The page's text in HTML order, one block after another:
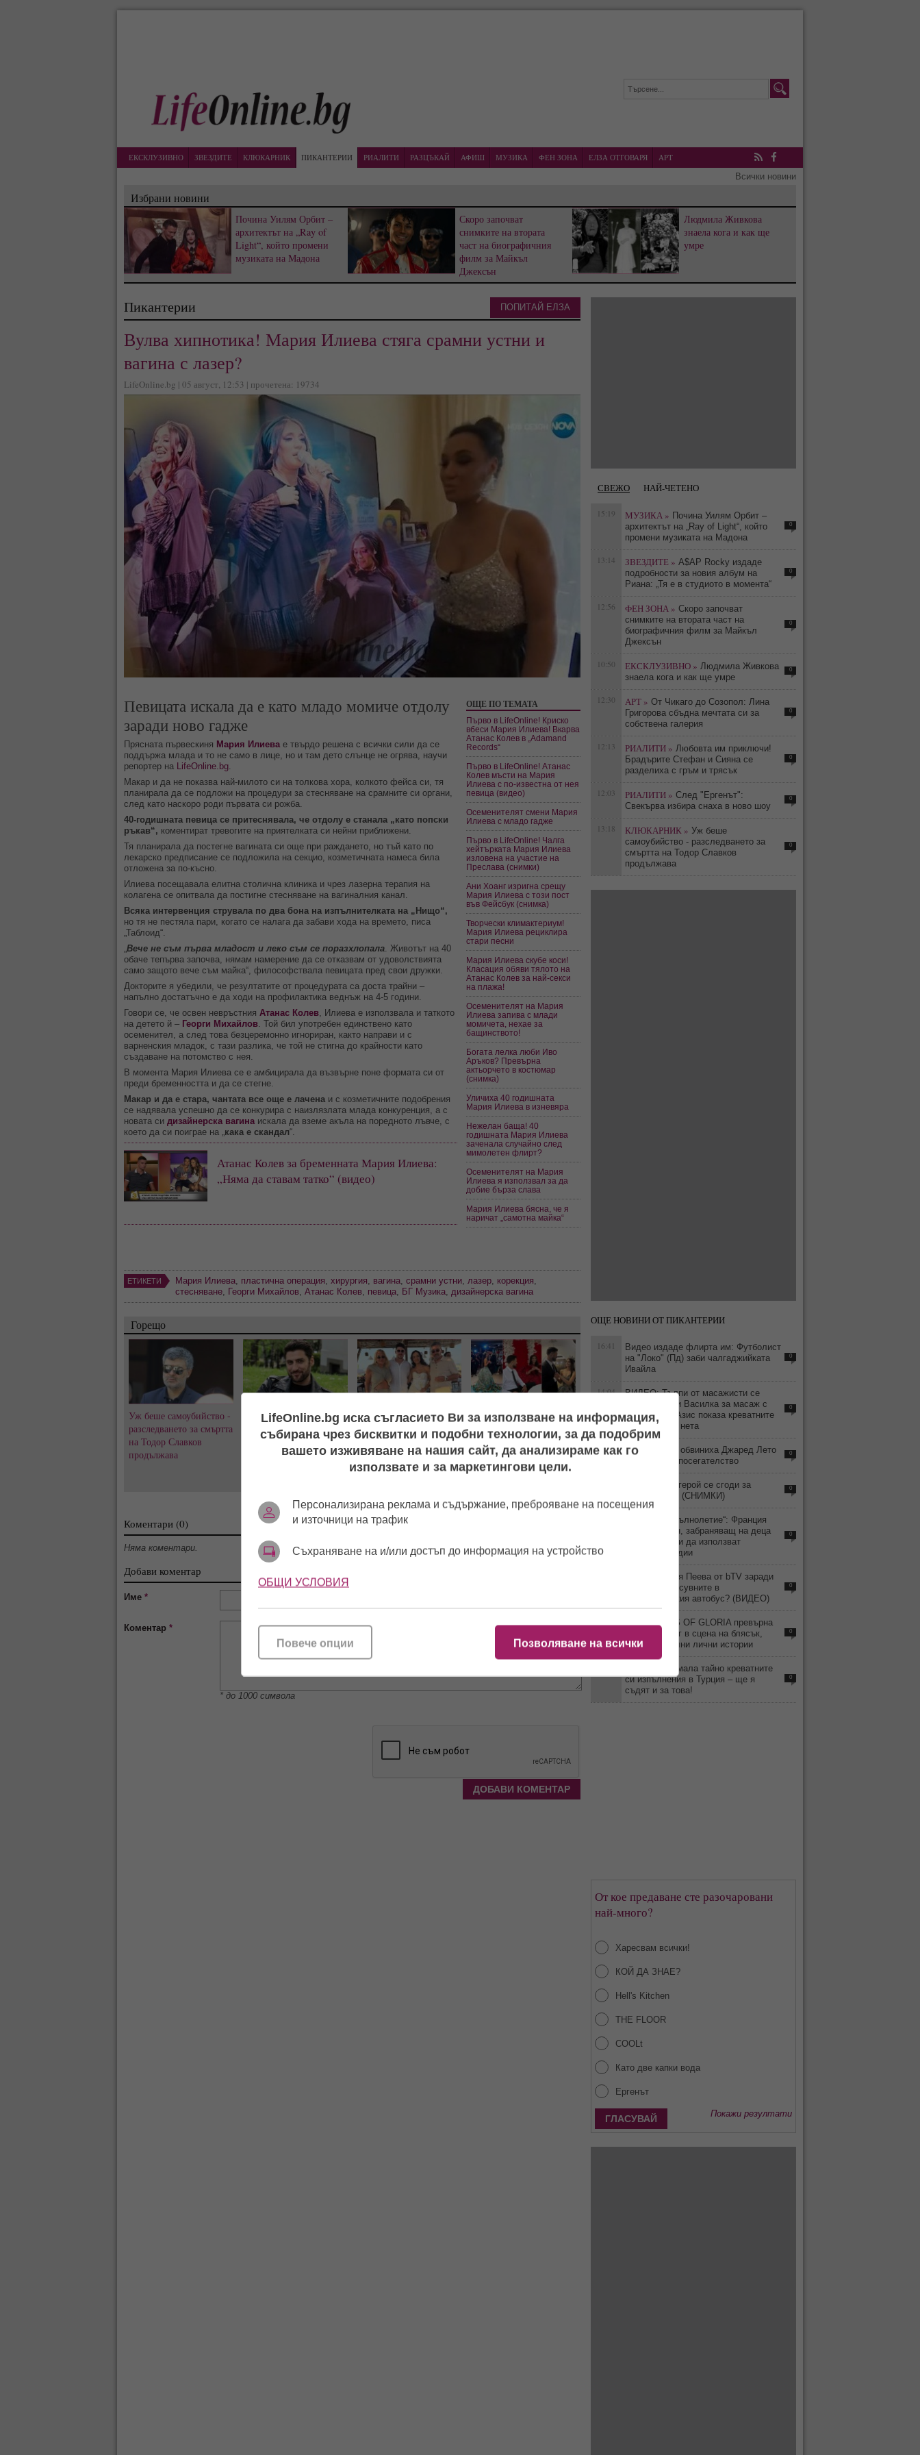
ЕКСКЛУЗИВНО ЗВЕЗДИТЕ КЛЮКАРНИК ПИКАНТЕРИИ РИАЛИТИ РАЗЦЪКАЙ АФИШ МУЗИКА ФЕН ЗОНА ЕЛЗА ОТГОВАРЯ
АРТ
RSS Facebook
Всички новини
Избрани новини
Почина Уилям Орбит –
архитектът на „Ray of
Light“, който промени
музиката на Мадона
Скоро започват
снимките на втората
част на биографичния
филм за Майкъл
Джексън
Людмила Живкова
знаела кога и как ще
умре
Пикантерии
Вулва хипнотика! Мария Илиева стяга срамни устни и
вагина с лазер?
LifeOnline.bg | 05 август, 12:53 | прочетена: 19734
Певицата искала да е като младо момиче отдолу
заради ново гадже
Прясната първескиня Мария Илиевае твърдо решена с всички сили да се
поддържа млада и то не само в лице, но и там дето слънце не огрява, научи
репортер на LifeOnline.bg.
Макар и да не показва най-милото си на толкова хора, колкото фейса си, тя
планирала да се подложи на процедури за стесняване на срамните си органи,
след като наскоро роди първата си рожба.
40-годишната певица се притеснявала, че отдолу е станала „като попски
ръкав“, коментират тревогите на приятелката си нейни приближени.
Тя планирала да постегне вагината си още при раждането, но тъй като по
лекарско предписание се подложила на секцио, козметичната намеса била
отложена за по-късно.
Илиева посещавала елитна столична клиника и чрез лазерна терапия на
колагена се опитвала да постигне стесняване на вагиналния канал.
Всяка интервенция струвала по два бона на изпълнителката на „Нищо“,
но тя не пестяла пари, когато се налага да забави хода на времето, писа
„Таблоид“.
„Вече не съм първа младост и леко съм се поразхлопала. Животът на 40
обаче тепърва започва, нямам намерение да се отказвам от удоволствията
само защото вече съм майка“, философствала певицата пред свои дружки.
Докторите я убедили, че резултатите от процедурата са доста трайни –
напълно достатъчно е да ходи на профилактика веднъж на 4-5 години.
Говори се, че освен невръстния Атанас Колев, Илиева е използвала и таткото
на детето й – Георги Михайлов. Той бил употребен единствено като
осеменител, а след това безцеремонно игнориран, както направи и с
варненския младок, с тази разлика, че той не стигна до крайности като
създаване на потомство с нея.
В момента Мария Илиева се е амбицирала да възвърне поне формата си от
преди бременността и да се стегне.
Макар и да е стара, чантата все още е лачена и с козметичните подобрения
се надявала успешно да се конкурира с наизлязлата млада конкуренция, а с
новата си дизайнерска вагинаискала да вземе акъла на поредното лъвче, с
което да си поиграе на „кака е скандал“.
Атанас Колев за бременната Мария Илиева:
„Няма да ставам татко“ (видео)
ОЩЕ ПО ТЕМАТА
Първо в LifeOnline! Криско
вбеси Мария Илиева! Вкарва
Атанас Колев в „Adamand
Records“
Първо в LifeOnline! Атанас
Колев мъсти на Мария
Илиева с по-известна от нея
певица (видео)
Осеменителят смени Мария
Илиева с младо гадже
Първо в LifeOnline! Чалга
хейтърката Мария Илиева
изловена на участие на
Преслава (снимки)
Ани Хоанг изригна срещу
Мария Илиева с този пост
във Фейсбук (снимка)
Творчески климактериум!
Мария Илиева рециклира
стари песни
Мария Илиева скубе коси!
Класация обяви тялото на
Атанас Колев за най-секси
на плажа!
Осеменителят на Мария
Илиева запива с млади
момичета, нехае за
бащинството!
Богата лелка люби Иво
Аръков? Превърна
актьорчето в костюмар
(снимка)
Уличиха 40 годишната
Мария Илиева в изневяра
Нежелан баща! 40
годишната Мария Илиева
заченала случайно след
мимолетен флирт?
Осеменителят на Мария
Илиева я използвал за да
добие бърза слава
Мария Илиева бясна, че я
наричат „самотна майка“
ЕТИКЕТИ Мария Илиева, пластична операция, хирургия, вагина, срамни устни, лазер, корекция,
стесняване, Георги Михайлов, Атанас Колев, певица, БГ Музика, дизайнерска вагина
Горещо
Уж беше самоубийство -
разследването за смъртта
на Тодор Славков
продължава
Заряза ли Петър Дочев
Ирмена Чичикова? След
8 години любов я смени
с Александра Фейгин
Първо в LifeOnline!
Вълчо Арабаджиев
Младши и Мартина
Русимова сe oжениха на
скромна плажна сватба!
Къна на „Високото":
Емрах Стораро и Айлян
преди сватбата, докато
скандалите и тревогите
за Тони не стихват
Коментари (0)
Няма коментари.
Добави коментар
Име *
Коментар *
* до 1000 символа
ПОПИТАЙ ЕЛЗА
СВЕЖО НАЙ-ЧЕТЕНО
15:19 МУЗИКА » Почина Уилям Орбит –
архитектът на „Ray of Light“, който
промени музиката на Мадона
0
13:14 ЗВЕЗДИТЕ » A$AP Rocky издаде
подробности за новия албум на
Риана: „Тя е в студиото в момента“
0
12:56 ФЕН ЗОНА » Скоро започват
снимките на втората част на
биографичния филм за Майкъл
Джексън
0
10:50 ЕКСКЛУЗИВНО » Людмила Живкова
знаела кога и как ще умре
0
12:30 АРТ » От Чикаго до Созопол: Лина
Григорова сбъдна мечтата си за
собствена галерия
0
12:13 РИАЛИТИ » Любовта им приключи!
Брадърите Стефан и Сияна се
разделиха с гръм и трясък
0
12:03 РИАЛИТИ » След "Ергенът":
Свекърва избира снаха в ново шоу
0
13:18 КЛЮКАРНИК » Уж беше
самоубийство - разследването за
смъртта на Тодор Славков
продължава
0
ОЩЕ НОВИНИ ОТ ПИКАНТЕРИИ
16:41
Видео издаде флирта им: Футболист
на "Локо" (Пд) заби чалгаджийката
Ивайла
0
14:04
ВИДЕО: Тълпи от масажисти се
изреждат при Василка за масаж с
„хепи енд“ - Азис показа креватните
си истории в нета
0
16:47
Четири жени обвиниха Джаред Лето
в сексуално посегателство
0
Волейболен герой се сгоди за
гимнастичка! (СНИМКИ)
0
„Дигитално пълнолетие“: Франция
приема закон, забраняващ на деца
под 15 години да използват
социални медии
0
Уволнили Рая Пеева от bTV заради
скандала и псувните в
междуградския автобус? (ВИДЕО)
0
MISS TRANS OF GLORIA превърна
Слънчев бряг в сцена на блясък,
емоции и силни лични истории
0
Веселка снимала тайно креватните
си изпълнения в Турция – ще я
съдят и за това!
0
От кое предаване сте разочаровани
най-много?
Харесвам всички!
КОЙ ДА ЗНАЕ?
Hell's Kitchen
THE FLOOR
COOLt
Като две капки вода
Ергенът
Покажи резултати
LifeOnline.bg иска съгласието Ви за използване на информация,
събирана чрез бисквитки и подобни технологии, за да подобрим
вашето изживяване на нашия сайт, да анализираме как го
използвате и за маркетингови цели.
Персонализирана реклама и съдържание, преброяване на посещения
и източници на трафик
Съхраняване на и/или достъп до информация на устройство
ОБЩИ УСЛОВИЯ
Позволяване на всички
Повече опции